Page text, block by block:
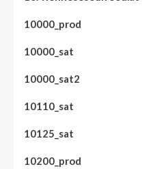
10000_prod
10000_sat
10000_sat2
10110_sat
10125_sat
10200_prod